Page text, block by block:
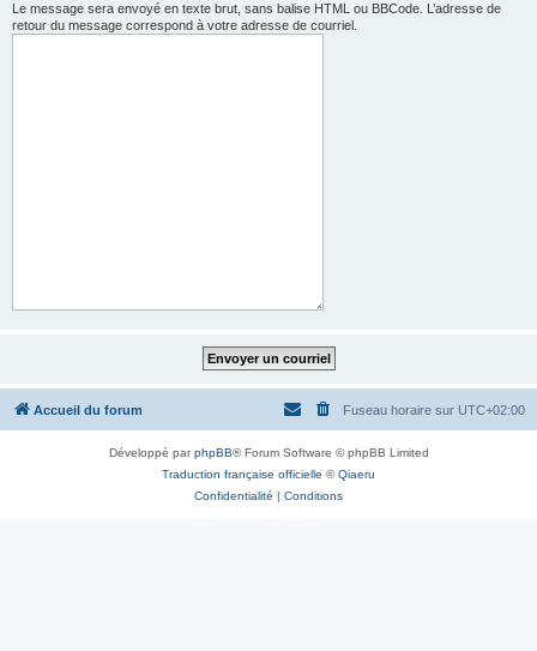
Le message sera envoyé en texte brut, sans balise HTML ou BBCode. L’adresse de
retour du message correspond à votre adresse de courriel.
Accueil du forum Fuseau horaire sur UTC+02:00
Développé parphpBB® Forum Software © phpBB Limited
Traduction française officielle ©Qiaeru
Confidentialité | Conditions